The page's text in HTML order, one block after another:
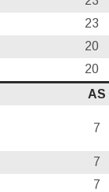
23
20
20
AS
7
7
7